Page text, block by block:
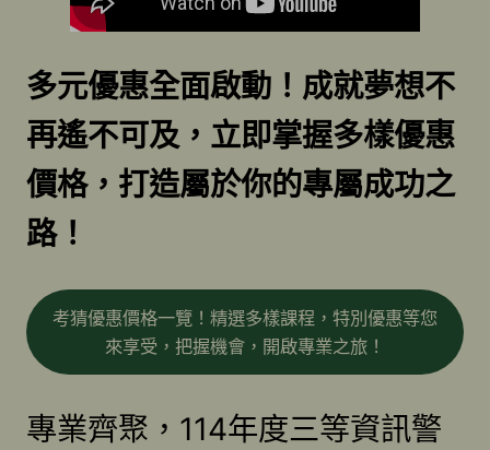
多元優惠全面啟動！成就夢想不
再遙不可及，立即掌握多樣優惠
價格，打造屬於你的專屬成功之
路！
考猜優惠價格一覽！精選多樣課程，特別優惠等您
來享受，把握機會，開啟專業之旅！
專業齊聚，114年度三等資訊警